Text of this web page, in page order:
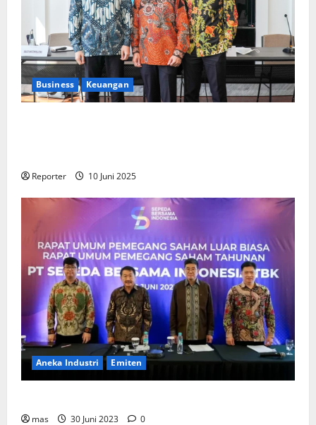
Business Keuangan
Reporter 10 Juni 2025
Aneka Industri Emiten
mas 30 Juni 2023 0